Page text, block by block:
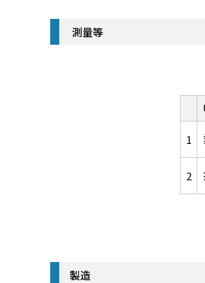
測量等
1
2
製造